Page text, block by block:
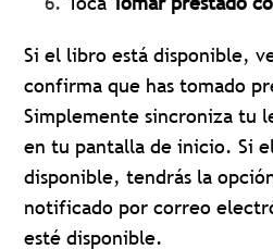
Si el libro está disponible,
confirma que has tomado
Simplemente sincroniza tu
en tu pantalla de inicio. Si
disponible, tendrás la
notificado por correo
esté disponible.